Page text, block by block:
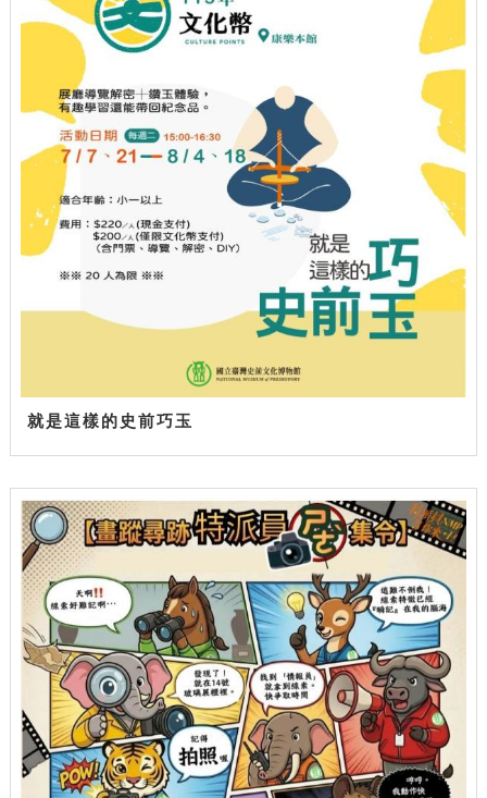
就是這樣的史前巧玉